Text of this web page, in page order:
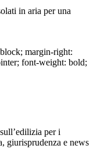
in aria per una
margin-right:
font-weight: bold;
per i
giurisprudenza e news